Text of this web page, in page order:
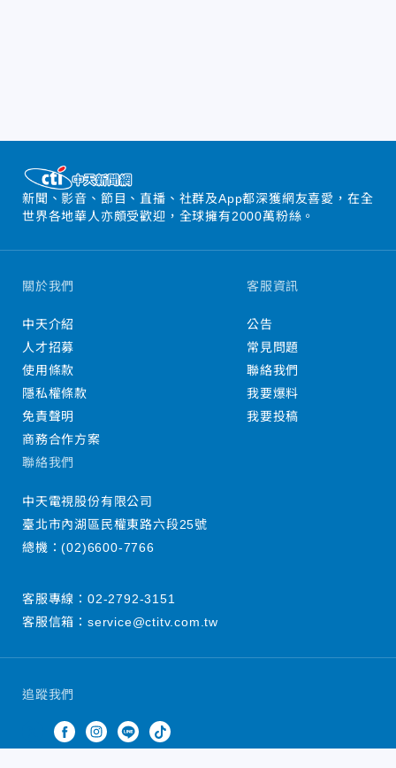
新聞、影音、節目、直播、社群及App都深獲網友喜愛，在全
世界各地華人亦頗受歡迎，全球擁有2000萬粉絲。
追蹤我們
關於我們
中天介紹
人才招募
使用條款
隱私權條款
免責聲明
商務合作方案
客服資訊
公告
常見問題
聯絡我們
我要爆料
我要投稿
聯絡我們
中天電視股份有限公司
臺北市內湖區民權東路六段25號
總機：(02)6600-7766
客服專線： 02-2792-3151
客服信箱： service@ctitv.com.tw